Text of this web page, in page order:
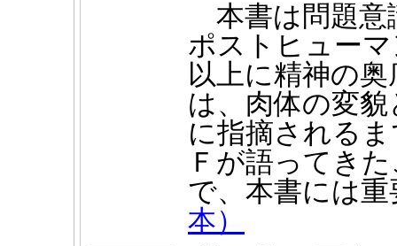
本書は問題
ポストヒュー
以上に精神の
は、肉体の変
に指摘される
Ｆが語ってき
で、本書には
本）